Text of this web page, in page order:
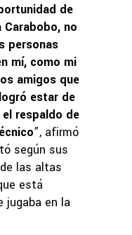
de
no
personas
mí, como mi
amigos que
estar de
respaldo de
”, afirmó
según sus
las altas
está
jugaba en la